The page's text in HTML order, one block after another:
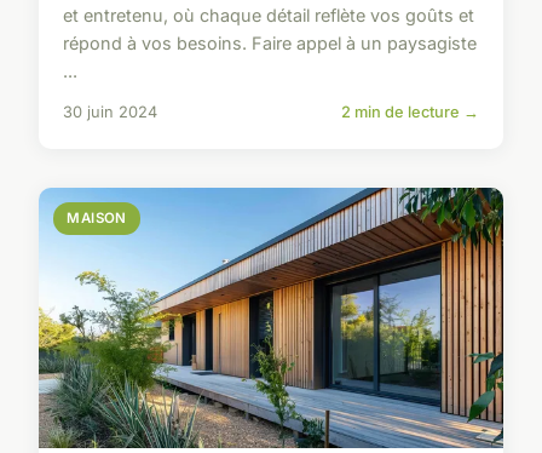
et entretenu, où chaque détail reflète vos goûts et
répond à vos besoins. Faire appel à un paysagiste
...
30 juin 2024 2 min de lecture →
MAISON